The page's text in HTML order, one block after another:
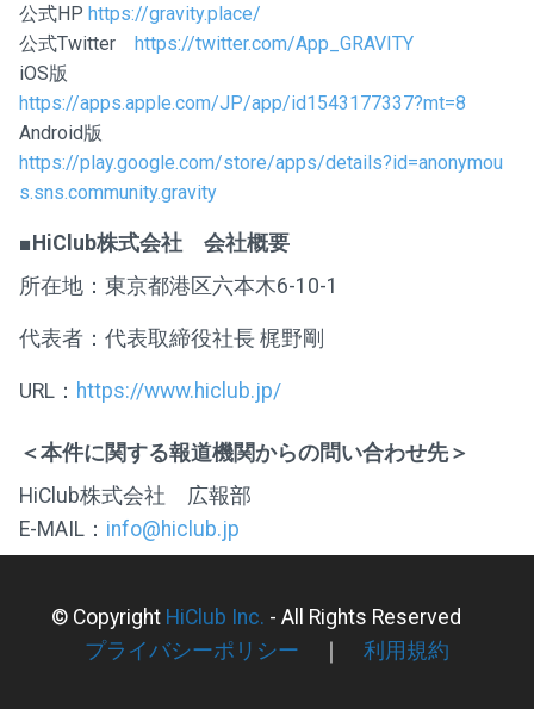
公式HP https://gravity.place/
公式Twitter https://twitter.com/App_GRAVITY
iOS版
https://apps.apple.com/JP/app/id1543177337?mt=8
Android版
https://play.google.com/store/apps/details?id=anonymou
s.sns.community.gravity
■HiClub株式会社 会社概要
所在地：東京都港区六本木6-10-1
代表者：代表取締役社長 梶野剛
URL： https://www.hiclub.jp/
＜本件に関する報道機関からの問い合わせ先＞
HiClub株式会社 広報部
E-MAIL： info@hiclub.jp
© Copyright HiClub Inc. - All Rights Reserved
プライバシーポリシー ｜ 利用規約